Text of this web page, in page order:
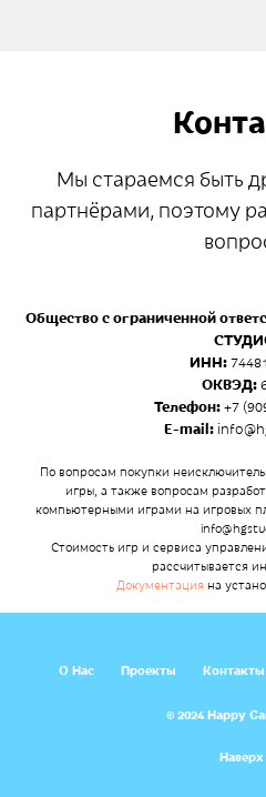
Мы стараемся быть
партнёрами, поэтому
Общество с ограниченной
ИНН:
ОКВЭД:
Телефон:+7
E-mail:
По вопросам покупки
игры, а также вопросам
компьютерными играми на игровых
Стоимость игр и сервиса
рассчитывается
Документация на
О Нас Проекты Контакты
© 2024 Happy
Наверх